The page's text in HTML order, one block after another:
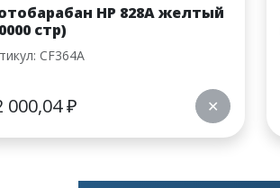
HP 828A желтый
стр)
CF364A
000,04₽ ✕